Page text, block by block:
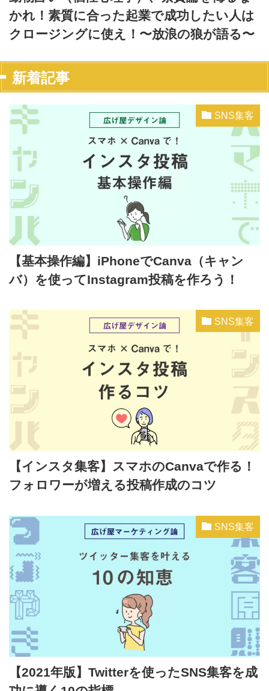
かれ！素質に合った起業で成功したい人は
クロージングに使え！〜放浪の狼が語る〜
新着記事
SNS集客
【基本操作編】iPhoneでCanva（キャン
バ）を使ってInstagram投稿を作ろう！
SNS集客
【インスタ集客】スマホのCanvaで作る！
フォロワーが増える投稿作成のコツ
SNS集客
【2021年版】Twitterを使ったSNS集客を成